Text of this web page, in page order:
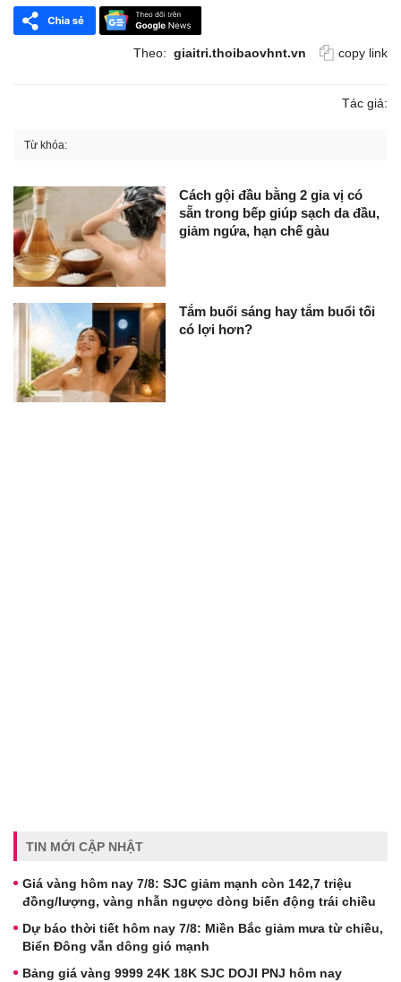
Theo: giaitri.thoibaovhnt.vn copy link
Tác giả:
Từ khóa:
Cách gội đầu bằng 2 gia vị có
sẵn trong bếp giúp sạch da đầu,
giảm ngứa, hạn chế gàu
Tắm buổi sáng hay tắm buổi tối
có lợi hơn?
TIN MỚI CẬP NHẬT
Giá vàng hôm nay 7/8: SJC giảm mạnh còn 142,7 triệu
đồng/lượng, vàng nhẫn ngược dòng biến động trái chiều
Dự báo thời tiết hôm nay 7/8: Miền Bắc giảm mưa từ chiều,
Biển Đông vẫn dông gió mạnh
Bảng giá vàng 9999 24K 18K SJC DOJI PNJ hôm nay